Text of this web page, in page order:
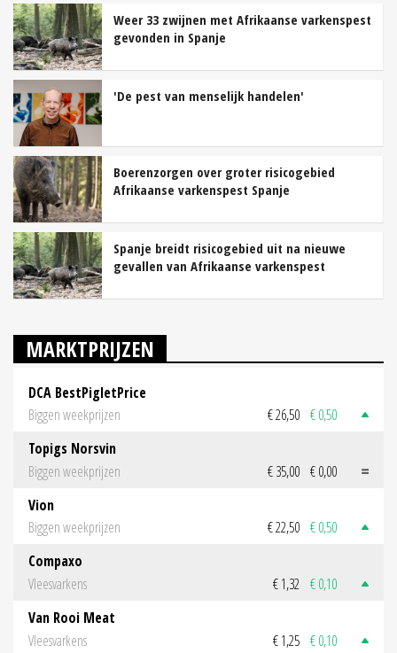
Weer 33 zwijnen met Afrikaanse varkenspest
gevonden in Spanje
'De pest van menselijk handelen'
Boerenzorgen over groter risicogebied
Afrikaanse varkenspest Spanje
Spanje breidt risicogebied uit na nieuwe
gevallen van Afrikaanse varkenspest
MARKTPRIJZEN
DCA BestPigletPrice
Biggen weekprijzen
€ 26,50 € 0,50
Topigs Norsvin
Biggen weekprijzen
€ 35,00 € 0,00
Vion
Biggen weekprijzen
€ 22,50 € 0,50
Compaxo
Vleesvarkens
€ 1,32 € 0,10
Van Rooi Meat
Vleesvarkens
€ 1,25 € 0,10